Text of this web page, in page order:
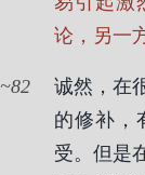
论，另一
82
诚然，在
的修补，
受。但是